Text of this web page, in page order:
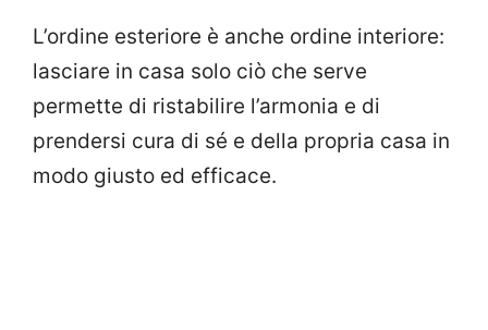
L’ordine esteriore è anche ordine interiore:
lasciare in casa solo ciò che serve
permette di ristabilire l’armonia e di
prendersi cura di sé e della propria casa in
modo giusto ed efficace.